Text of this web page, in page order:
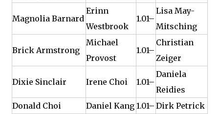
Magnolia Barnard
Erinn
Westbrook
1.01–
Lisa May-
Mitsching
Brick Armstrong
Michael
Provost
1.01–
Christian
Zeiger
Dixie Sinclair Irene Choi 1.01–
Daniela
Reidies
Donald Choi
Daniel Kang 1.01– Dirk Petrick